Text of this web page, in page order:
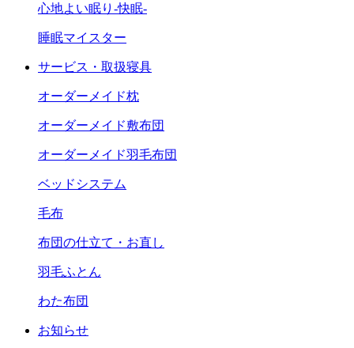
心地よい眠り-快眠-
睡眠マイスター
サービス・取扱寝具
オーダーメイド枕
オーダーメイド敷布団
オーダーメイド羽毛布団
ベッドシステム
毛布
布団の仕立て・お直し
羽毛ふとん
わた布団
お知らせ